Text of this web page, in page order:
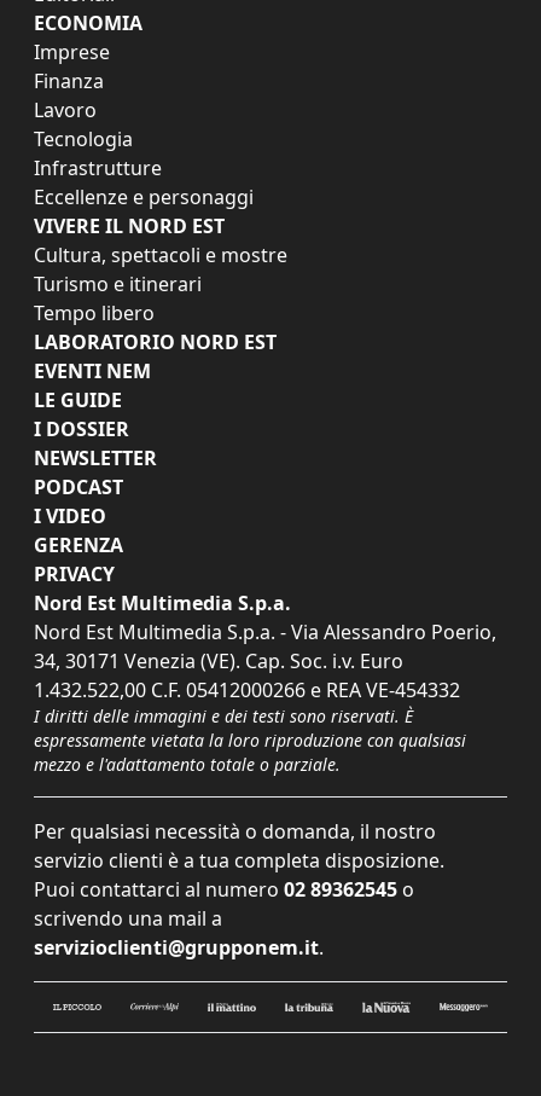
ECONOMIA
Imprese
Finanza
Lavoro
Tecnologia
Infrastrutture
Eccellenze e personaggi
VIVERE IL NORD EST
Cultura, spettacoli e mostre
Turismo e itinerari
Tempo libero
LABORATORIO NORD EST
EVENTI NEM
LE GUIDE
I DOSSIER
NEWSLETTER
PODCAST
I VIDEO
GERENZA
PRIVACY
Nord Est Multimedia S.p.a.
Nord Est Multimedia S.p.a. - Via Alessandro Poerio,
34, 30171 Venezia (VE). Cap. Soc. i.v. Euro
1.432.522,00 C.F. 05412000266 e REA VE-454332
I diritti delle immagini e dei testi sono riservati. È
espressamente vietata la loro riproduzione con qualsiasi
mezzo e l'adattamento totale o parziale.
Per qualsiasi necessità o domanda, il nostro
servizio clienti è a tua completa disposizione.
Puoi contattarci al numero 02 89362545 o
scrivendo una mail a
servizioclienti@grupponem.it.